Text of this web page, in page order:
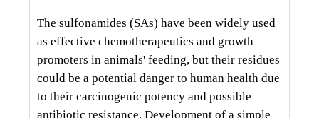
The sulfonamides (SAs) have been widely used
as effective chemotherapeutics and growth
promoters in animals' feeding, but their residues
could be a potential danger to human health due
to their carcinogenic potency and possible
antibiotic resistance. Development of a simple